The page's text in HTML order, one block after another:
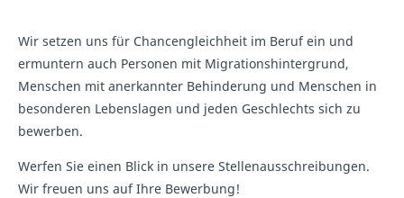
Wir setzen uns für Chancengleichheit im Beruf ein und
ermuntern auch Personen mit Migrationshintergrund,
Menschen mit anerkannter Behinderung und Menschen in
besonderen Lebenslagen und jeden Geschlechts sich zu
bewerben.
Werfen Sie einen Blick in unsere Stellenausschreibungen.
Wir freuen uns auf Ihre Bewerbung!